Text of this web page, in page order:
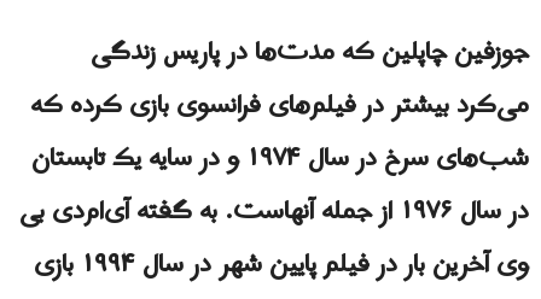
جوزفین چاپلین که مدت‌ها در پاریس زندگی
می‌کرد بیشتر در فیلم‌های فرانسوی بازی کرده که
شب‌های سرخ در سال ۱۹۷۴ و در سایه یک تابستان
در سال ۱۹۷۶ از جمله آنهاست. به گفته آی‌ام‌دی بی
وی آخرین بار در فیلم پایین شهر در سال ۱۹۹۴ بازی